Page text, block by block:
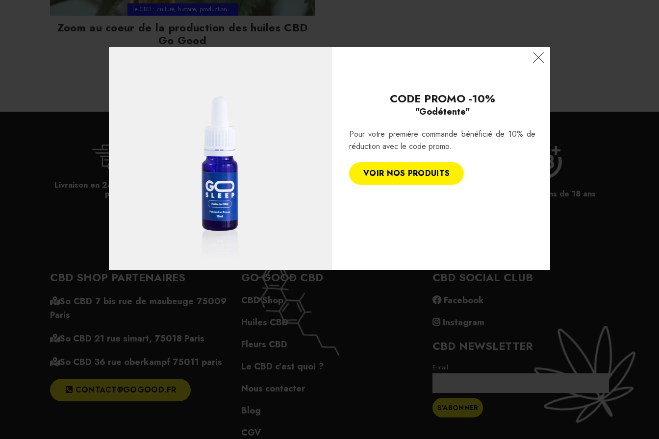
CODE PROMO -10%
"Godétente"
Pour votre première commande bénéficié de 10% de
réduction avec le code promo.
VOIR NOS PRODUITS
Le CBD : culture, histoire, production...
Zoom au coeur de la production des huiles CBD
Go Good
Livraison en 24h et express sur
Paris
Paiement sécurisé Interdit au moins de 18 ans
CBD SHOP PARTENAIRES
So CBD 7 bis rue de maubeuge 75009
Paris
So CBD 21 rue simart, 75018 Paris
So CBD 36 rue oberkampf 75011 paris
CONTACT@GOGOOD.FR
GO GOOD CBD
CBD Shop
Huiles CBD
Fleurs CBD
Le CBD c’est quoi ?
Nous contacter
Blog
CGV
CBD SOCIAL CLUB
Facebook
Instagram
CBD NEWSLETTER
E-mail